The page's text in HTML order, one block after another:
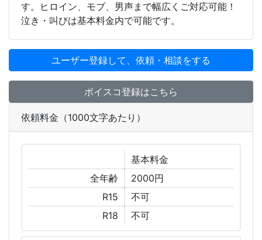
す。ヒロイン、モブ、男声まで幅広くご対応可能！
泣き・叫びは基本料金内で可能です。
ユーザー登録して、依頼・相談をする
ボイスコ登録はこちら
依頼料金（1000文字あたり）
基本料金
全年齢
2000円
R15
不可
R18
不可